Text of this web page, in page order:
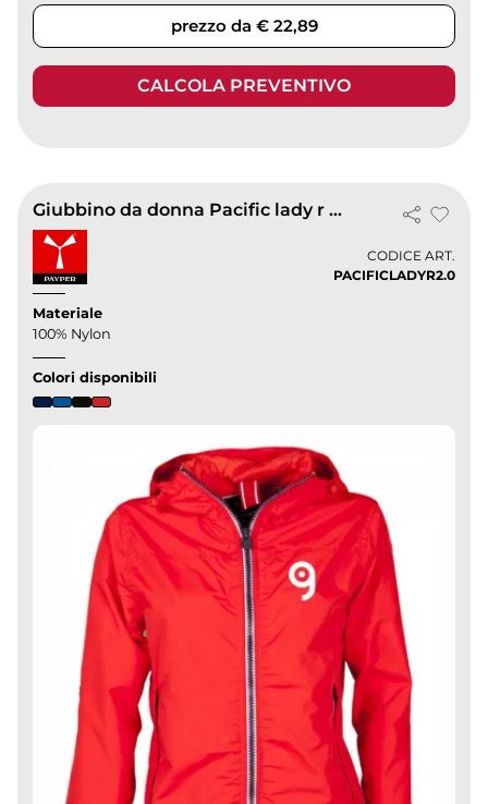
prezzo da € 22,89
CALCOLA PREVENTIVO
Giubbino da donna Pacific lady r 2.0
CODICE ART.
PACIFICLADYR2.0
Materiale
100% Nylon
Colori disponibili